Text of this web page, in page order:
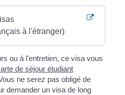
à l'étranger)
ou à l'entretien, ce visa vous
de séjour étudiant
ne serez pas obligé de
demander un visa de long